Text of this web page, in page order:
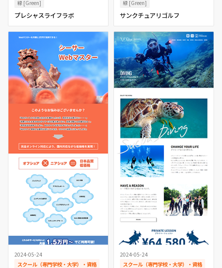
緑 [Green]
プレシャスライフラボ
緑 [Green]
サンクチュアリゴルフ
2024-05-24
スクール（専門学校・大学）・資格
2024-05-24
スクール（専門学校・大学）・資格